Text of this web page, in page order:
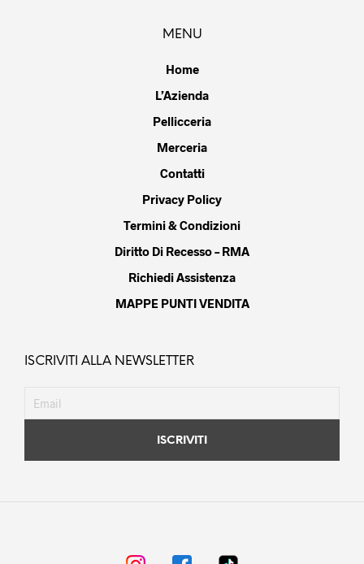
MENU
Home
L’Azienda
Pellicceria
Merceria
Contatti
Privacy Policy
Termini & Condizioni
Diritto Di Recesso – RMA
Richiedi Assistenza
MAPPE PUNTI VENDITA
ISCRIVITI ALLA NEWSLETTER